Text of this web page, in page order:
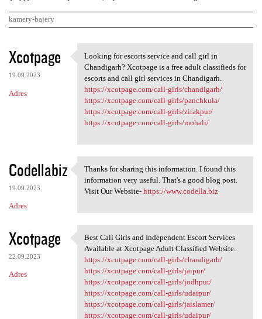
kamery-bajery
K
o
m
e
r
z
e
Xcotpage
19.09.2023
Adres
Looking for escorts service
Looking for escorts service and call girl in
Chandigarh? Xcotpage is a free adult classifieds for
escorts and call girl services in Chandigarh.
https://xcotpage.com/call-girls/chandigarh/
https://xcotpage.com/call-girls/panchkula/
https://xcotpage.com/call-girls/zirakpur/
https://xcotpage.com/call-girls/mohali/
Codellabiz
19.09.2023
Adres
Thanks for sharing this
Thanks for sharing this information. I found this
information very useful. That's a good blog post.
Visit Our Website- https://www.codella.biz
Xcotpage
22.09.2023
Adres
Best Call Girls and
Best Call Girls and Independent Escort Services
Available at Xcotpage Adult Classified Website.
https://xcotpage.com/call-girls/chandigarh/
https://xcotpage.com/call-girls/jaipur/
https://xcotpage.com/call-girls/jodhpur/
https://xcotpage.com/call-girls/udaipur/
https://xcotpage.com/call-girls/jaislamer/
https://xcotpage.com/call-girls/udaipur/